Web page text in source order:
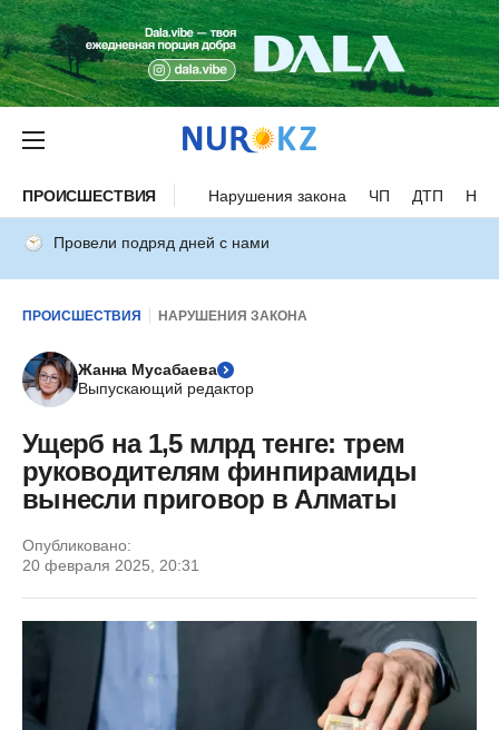
ПРОИСШЕСТВИЯ Нарушения закона ЧП ДТП
Провели подряд дней с нами
ПРОИСШЕСТВИЯ НАРУШЕНИЯ ЗАКОНА
Жанна Мусабаева
Выпускающий редактор
Ущерб на 1,5 млрд тенге: трем
руководителям финпирамиды
вынесли приговор в Алматы
Опубликовано:
20 февраля 2025, 20:31